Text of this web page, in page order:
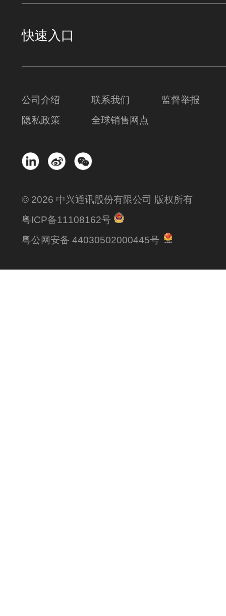
快速入口
公司介绍 联系我们
监督举报
隐私政策
全球销售网点
© 2026 中兴通讯股份有限公司 版权所有
粤ICP备11108162号
粤公网安备 44030502000445号